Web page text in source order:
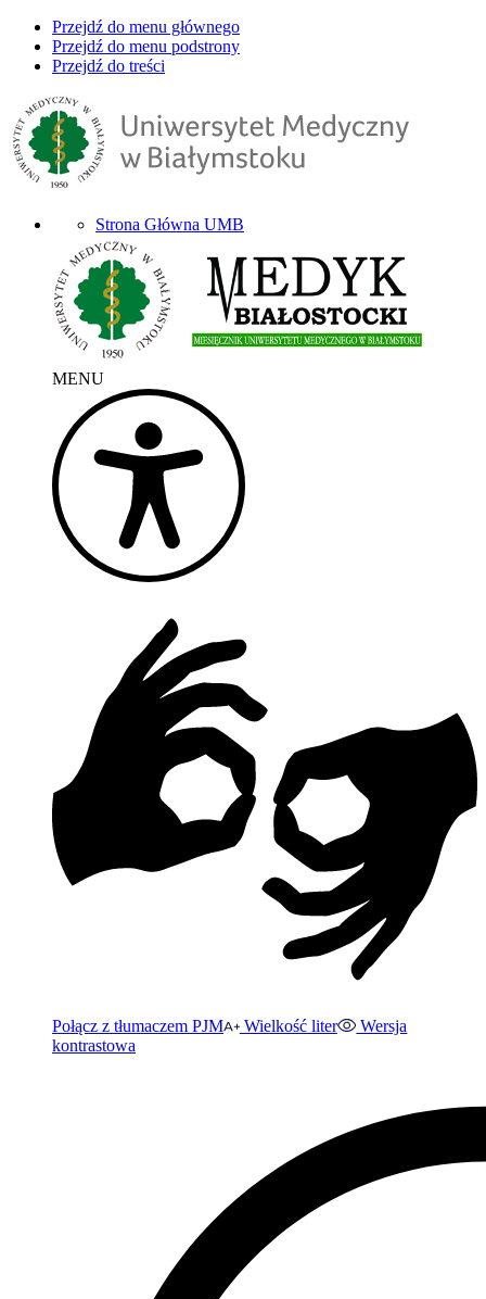
Przejdź do menu głównego
Przejdź do menu podstrony
Przejdź do treści
Strona Główna UMB
MENU
Połącz z tłumaczem PJM Wielkość liter
Wersja
kontrastowa